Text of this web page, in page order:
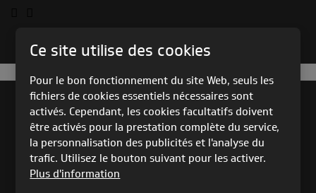
ARCHIVES DES PRODUIT
CONTRÔLES TECHNIQUES
Ce site utilise des cookies
Pour le bon fonctionnement du site Web, seuls les
fichiers de cookies essentiels nécessaires sont
activés. Cependant, les cookies facultatifs doivent
être activés pour la prestation complète du service,
la personnalisation des publicités et l'analyse du
trafic. Utilisez le bouton suivant pour les activer.
Plus d'information